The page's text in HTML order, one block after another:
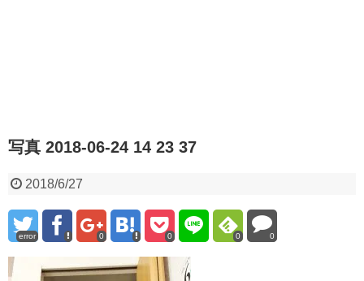
写真 2018-06-24 14 23 37
2018/6/27
error 0 0 0 0